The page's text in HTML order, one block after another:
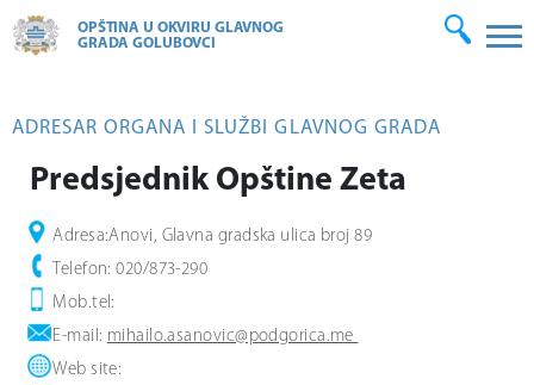
OPŠTINA U OKVIRU GLAVNOG
GRADA GOLUBOVCI
ADRESAR ORGANA I SLUŽBI GLAVNOG GRADA
Predsjednik Opštine Zeta
Adresa:Anovi, Glavna gradska ulica broj 89
Telefon: 020/873-290
Mob.tel:
E-mail: mihailo.asanovic@podgorica.me
Web site: